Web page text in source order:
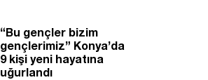
“Bu gençler bizim
gençlerimiz” Konya’da
9 kişi yeni hayatına
uğurlandı